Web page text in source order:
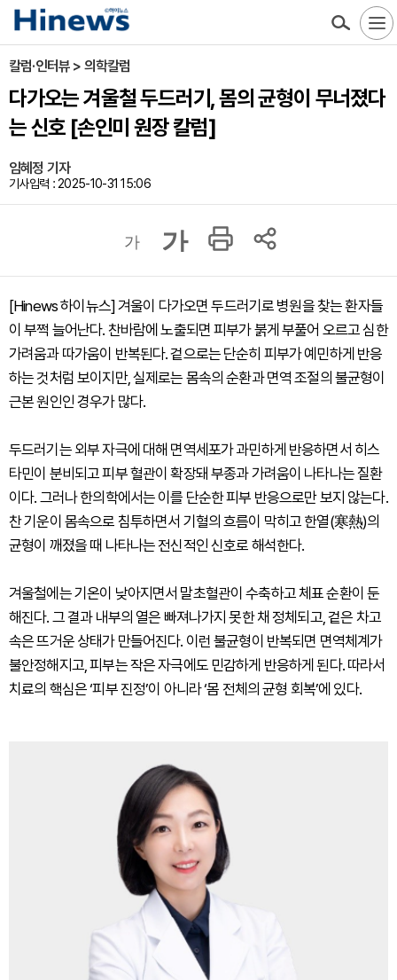
칼럼·인터뷰 > 의학칼럼
다가오는 겨울철 두드러기, 몸의 균형이 무너졌다
는 신호 [손인미 원장 칼럼]
임혜정 기자
기사입력 : 2025-10-31 15:06
가 가
[Hinews 하이뉴스] 겨울이 다가오면 두드러기로 병원을 찾는 환자들
이 부쩍 늘어난다. 찬바람에 노출되면 피부가 붉게 부풀어 오르고 심한
가려움과 따가움이 반복된다. 겉으로는 단순히 피부가 예민하게 반응
하는 것처럼 보이지만, 실제로는 몸속의 순환과 면역 조절의 불균형이
근본 원인인 경우가 많다.
두드러기는 외부 자극에 대해 면역세포가 과민하게 반응하면서 히스
타민이 분비되고 피부 혈관이 확장돼 부종과 가려움이 나타나는 질환
이다. 그러나 한의학에서는 이를 단순한 피부 반응으로만 보지 않는다.
찬 기운이 몸속으로 침투하면서 기혈의 흐름이 막히고 한열(寒熱)의
균형이 깨졌을 때 나타나는 전신적인 신호로 해석한다.
겨울철에는 기온이 낮아지면서 말초혈관이 수축하고 체표 순환이 둔
해진다. 그 결과 내부의 열은 빠져나가지 못한 채 정체되고, 겉은 차고
속은 뜨거운 상태가 만들어진다. 이런 불균형이 반복되면 면역체계가
불안정해지고, 피부는 작은 자극에도 민감하게 반응하게 된다. 따라서
치료의 핵심은 ‘피부 진정’이 아니라 ‘몸 전체의 균형 회복’에 있다.